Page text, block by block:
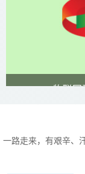
物联网
一路走来，有艰辛、